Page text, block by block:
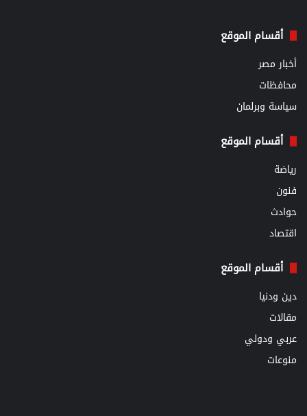
أقسام الموقع
أخبار مصر
محافظات
سياسة وبرلمان
أقسام الموقع
رياضة
فنون
حوادث
اقتصاد
أقسام الموقع
دين ودنيا
مقالات
عربي ودولي
منوعات